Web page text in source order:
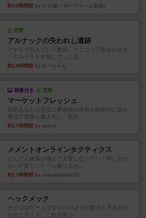
約10時間前 by ヒロ(新！ボードゲーム家族)
充実
アルナックの失われし遺跡
アナログ対人プレイ数回。クニツィア先生の名作
「エルドラドを探して」にあ...
約13時間前 by おーちゃん
画像付き 充実
マーケットフレッシュ
目的あなたの店先に農産物の木箱を戦略的に積み
重ねて在庫を最大化し、競合...
約17時間前 by jurong
メメントオンラインタクティクス
どんどん物量が増えて大変になっていく押し付け
合いが楽しいゲーム盛り上が...
約17時間前 by nekomanma222
ヘックメック
サイコロゲームです1から5までの数字と芋虫がか
かれたダイス。これを振っ...